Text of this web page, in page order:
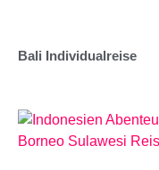
Bali Individualreise